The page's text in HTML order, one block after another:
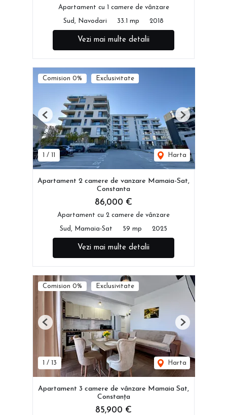
Apartament cu 1 camere de vânzare
Sud, Navodari 33.1 mp 2018
Vezi mai multe detalii
Comision 0% Exclusivitate
1 / 11 Harta
Previous Next
Apartament 2 camere de vanzare Mamaia-Sat,
Constanta
86,000 €
Apartament cu 2 camere de vânzare
Sud, Mamaia-Sat 59 mp 2025
Vezi mai multe detalii
Comision 0% Exclusivitate
1 / 13 Harta
Previous Next
Apartament 3 camere de vânzare Mamaia Sat,
Constanța
85,900 €